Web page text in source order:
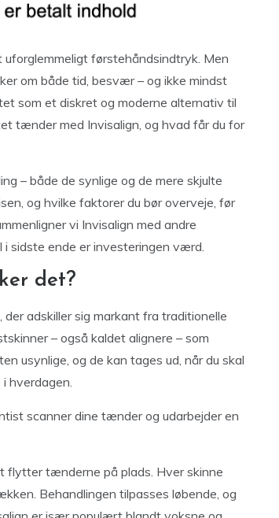
førstehåndsindtryk. Men
om både tid, besvær – og ikke mindst
som et diskret og moderne alternativ til
tænder med Invisalign, og hvad får du for
– både de synlige og de mere skjulte
og hvilke faktorer du bør overveje, før
vi Invisalign med andre
i sidste ende er investeringen værd.
det?
adskiller sig markant fra traditionelle
– også kaldet alignere – som
usynlige, og de kan tages ud, når du skal
hverdagen.
scanner dine tænder og udarbejder en
flytter tænderne på plads. Hver skinne
Behandlingen tilpasses løbende, og